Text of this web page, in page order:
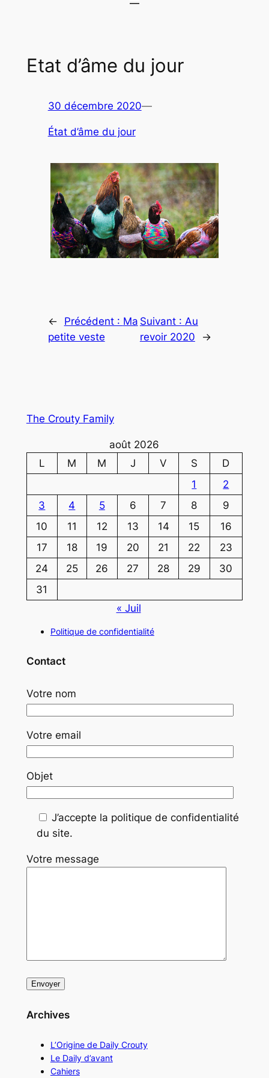
Etat d’âme du jour
30 décembre 2020—
État d’âme du jour
← Précédent : Ma
petite veste
Suivant : Au
revoir 2020
→
The Crouty Family
août 2026
L
M M J V S
D
1
2
3
4 5 6 7 8
9
10
11 12 13 14 15
16
17
18 19 20 21 22
23
24
25 26 27 28 29
30
31
« Juil
Politique de confidentialité
Contact
Votre nom
Votre email
Objet
J’accepte la politique de confidentialité
du site.
Votre message
Archives
L’Origine de Daily Crouty
Le Daily d’avant
Cahiers